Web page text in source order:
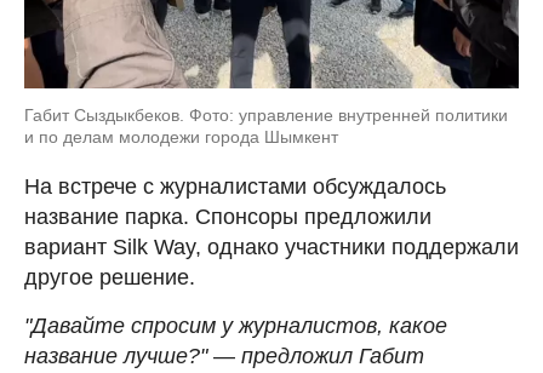
Габит Сыздыкбеков. Фото: управление внутренней политики
и по делам молодежи города Шымкент
На встрече с журналистами обсуждалось
название парка. Спонсоры предложили
вариант Silk Way, однако участники поддержали
другое решение.
"Давайте спросим у журналистов, какое
название лучше?" — предложил Габит